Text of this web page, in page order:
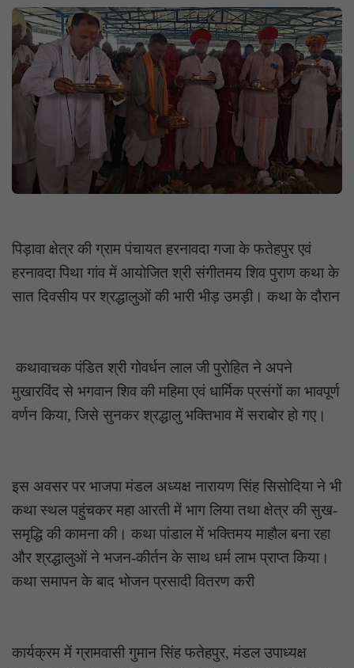
पिड़ावा क्षेत्र की ग्राम पंचायत हरनावदा गजा के फतेहपुर एवं
हरनावदा पिथा गांव में आयोजित श्री संगीतमय शिव पुराण कथा के
सात दिवसीय पर श्रद्धालुओं की भारी भीड़ उमड़ी। कथा के दौरान
कथावाचक पंडित श्री गोवर्धन लाल जी पुरोहित ने अपने
मुखारविंद से भगवान शिव की महिमा एवं धार्मिक प्रसंगों का भावपूर्ण
वर्णन किया, जिसे सुनकर श्रद्धालु भक्तिभाव में सराबोर हो गए।
इस अवसर पर भाजपा मंडल अध्यक्ष नारायण सिंह सिसोदिया ने भी
कथा स्थल पहुंचकर महा आरती में भाग लिया तथा क्षेत्र की सुख-
समृद्धि की कामना की। कथा पांडाल में भक्तिमय माहौल बना रहा
और श्रद्धालुओं ने भजन-कीर्तन के साथ धर्म लाभ प्राप्त किया।
कथा समापन के बाद भोजन प्रसादी वितरण करी
कार्यक्रम में ग्रामवासी गुमान सिंह फतेहपुर, मंडल उपाध्यक्ष